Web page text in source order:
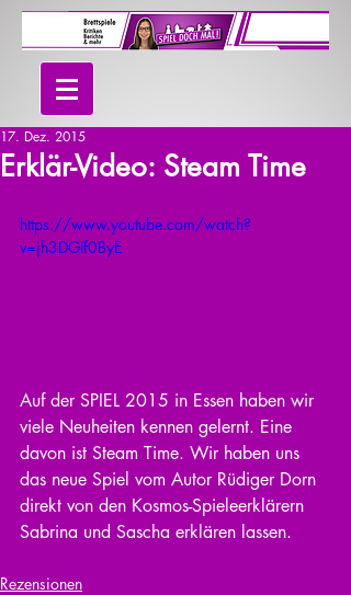
Erklär-Video: Steam Time
17. Dez. 2015
https://www.youtube.com/watch?
v=jh3DGIf0ByE
Auf der SPIEL 2015 in Essen haben wir
viele Neuheiten kennen gelernt. Eine
davon ist Steam Time. Wir haben uns
das neue Spiel vom Autor Rüdiger Dorn
direkt von den Kosmos-Spieleerklärern
Sabrina und Sascha erklären lassen.
Rezensionen